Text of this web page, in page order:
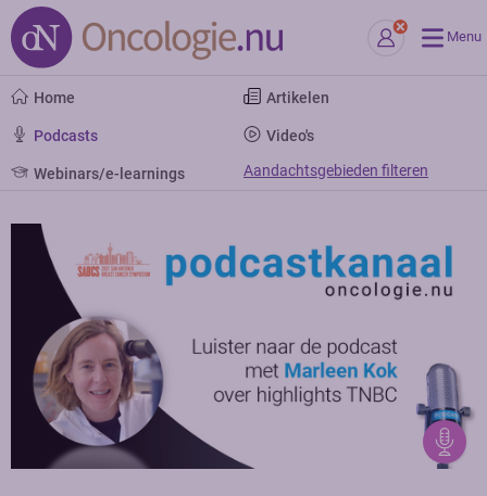
Menu
Home Artikelen
Podcasts Video's
Webinars/e-learnings Aandachtsgebieden filteren